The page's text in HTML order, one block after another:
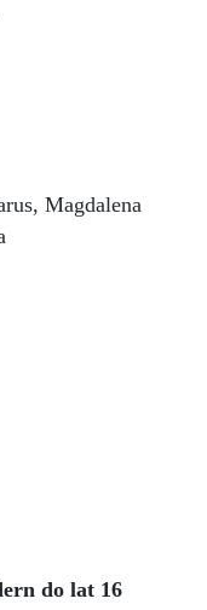
Magdalena
do lat 16